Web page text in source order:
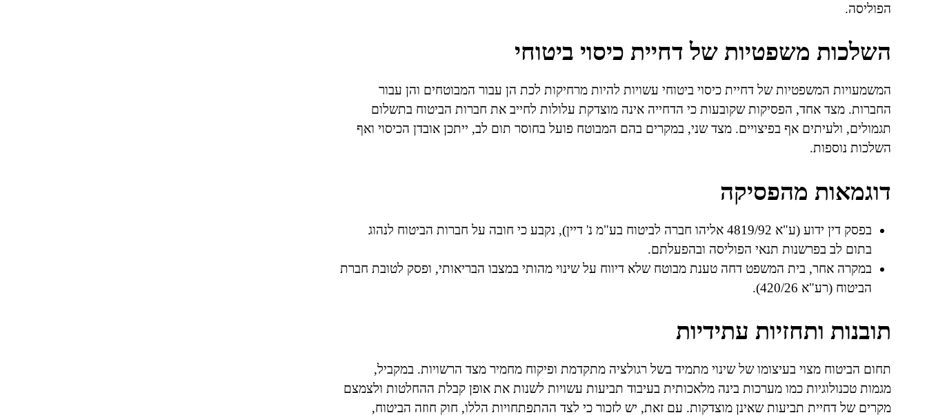
הפוליסה.
השלכות משפטיות של דחיית כיסוי ביטוחי
המשמעויות המשפטיות של דחיית כיסוי ביטוחי עשויות להיות מרחיקות לכת הן עבור המבוטחים והן עבור
החברות. מצד אחד, הפסיקות שקובעות כי הדחייה אינה מוצדקת עלולות לחייב את חברות הביטוח בתשלום
תגמולים, ולעיתים אף בפיצויים. מצד שני, במקרים בהם המבוטח פועל בחוסר תום לב, ייתכן אובדן הכיסוי ואף
השלכות נוספות.
דוגמאות מהפסיקה
בפסק דין ידוע (ע"א 4819/92 אליהו חברה לביטוח בע"מ נ' דיין), נקבע כי חובה על חברות הביטוח לנהוג
בתום לב בפרשנות תנאי הפוליסה ובהפעלתם.
במקרה אחר, בית המשפט דחה טענת מבוטח שלא דיווח על שינוי מהותי במצבו הבריאותי, ופסק לטובת חברת
הביטוח (רע"א 420/26).
תובנות ותחזיות עתידיות
תחום הביטוח מצוי בעיצומו של שינוי מתמיד בשל רגולציה מתקדמת ופיקוח מחמיר מצד הרשויות. במקביל,
מגמות טכנולוגיות כמו מערכות בינה מלאכותית בעיבוד תביעות עשויות לשנות את אופן קבלת ההחלטות ולצמצם
מקרים של דחיית תביעות שאינן מוצדקות. עם זאת, יש לזכור כי לצד ההתפתחויות הללו, חוק חוזה הביטוח,